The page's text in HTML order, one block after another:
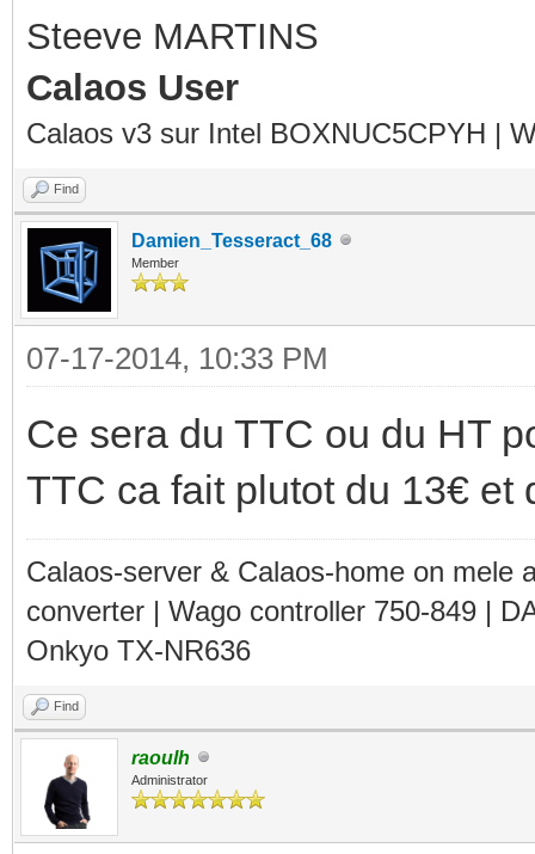
Steeve MARTINS
Calaos User
Calaos v3 sur Intel BOXNUC5CPYH |
Find
Damien_Tesseract_68
Member
07-17-2014, 10:33 PM
Ce sera du TTC ou du HT
TTC ca fait plutot du 13€ et
Calaos-server & Calaos-home on mele
converter | Wago controller 750-849 |
Onkyo TX-NR636
Find
raoulh
Administrator